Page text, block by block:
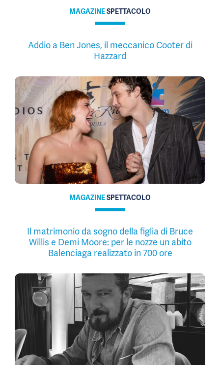
MAGAZINESPETTACOLO
Addio a Ben Jones, il meccanico Cooter di
Hazzard
MAGAZINESPETTACOLO
Il matrimonio da sogno della figlia di Bruce
Willis e Demi Moore: per le nozze un abito
Balenciaga realizzato in 700 ore